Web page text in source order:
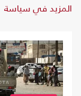
المزيد في سياسة